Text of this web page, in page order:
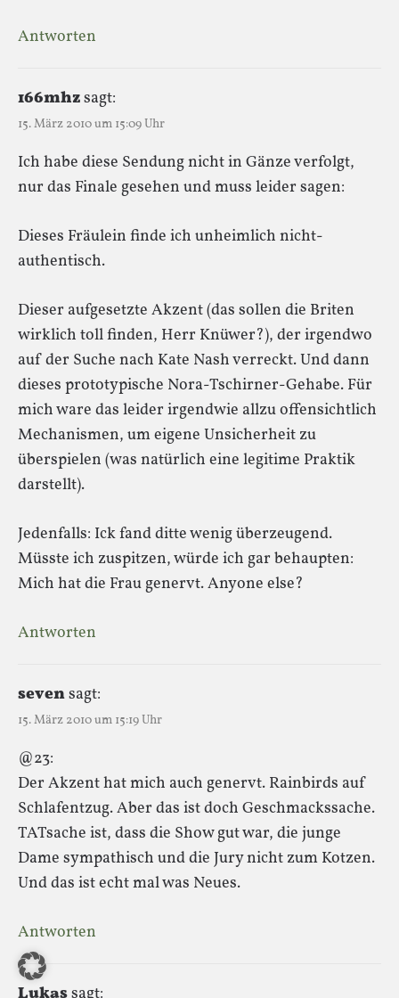
Antworten
166mhzsagt:
15. März 2010 um 15:09 Uhr
Ich habe diese Sendung nicht in Gänze verfolgt,
nur das Finale gesehen und muss leider sagen:
Dieses Fräulein finde ich unheimlich nicht-
authentisch.
Dieser aufgesetzte Akzent (das sollen die Briten
wirklich toll finden, Herr Knüwer?), der irgendwo
auf der Suche nach Kate Nash verreckt. Und dann
dieses prototypische Nora-Tschirner-Gehabe. Für
mich ware das leider irgendwie allzu offensichtlich
Mechanismen, um eigene Unsicherheit zu
überspielen (was natürlich eine legitime Praktik
darstellt).
Jedenfalls: Ick fand ditte wenig überzeugend.
Müsste ich zuspitzen, würde ich gar behaupten:
Mich hat die Frau genervt. Anyone else?
Antworten
sevensagt:
15. März 2010 um 15:19 Uhr
@23:
Der Akzent hat mich auch genervt. Rainbirds auf
Schlafentzug. Aber das ist doch Geschmackssache.
TATsache ist, dass die Show gut war, die junge
Dame sympathisch und die Jury nicht zum Kotzen.
Und das ist echt mal was Neues.
Antworten